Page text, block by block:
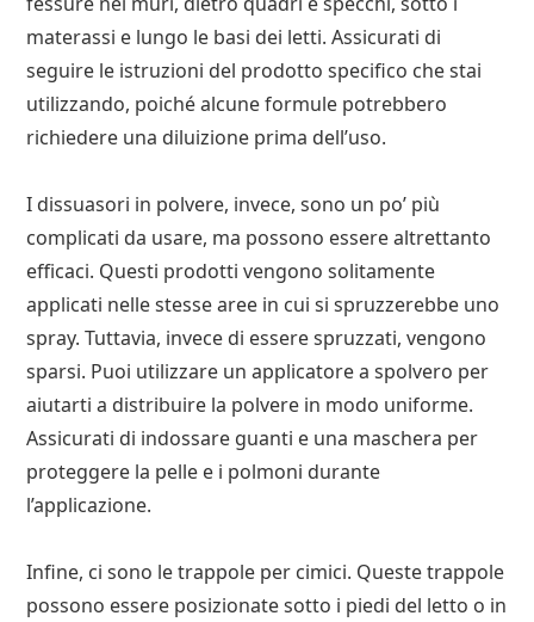
materassi e lungo le basi dei letti. Assicurati di
seguire le istruzioni del prodotto specifico che stai
utilizzando, poiché alcune formule potrebbero
richiedere una diluizione prima dell’uso.
I dissuasori in polvere, invece, sono un po’ più
complicati da usare, ma possono essere altrettanto
efficaci. Questi prodotti vengono solitamente
applicati nelle stesse aree in cui si spruzzerebbe uno
spray. Tuttavia, invece di essere spruzzati, vengono
sparsi. Puoi utilizzare un applicatore a spolvero per
aiutarti a distribuire la polvere in modo uniforme.
Assicurati di indossare guanti e una maschera per
proteggere la pelle e i polmoni durante
l’applicazione.
Infine, ci sono le trappole per cimici. Queste trappole
possono essere posizionate sotto i piedi del letto o in